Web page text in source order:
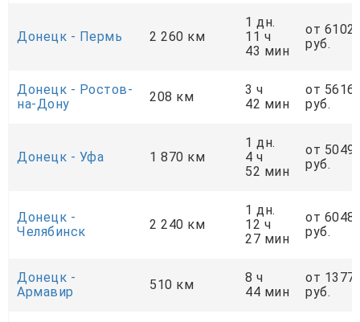
Донецк - Пермь 2 260 км
1 дн.
11 ч
43 мин
от
руб.
Донецк - Ростов-
на-Дону
208 км
3 ч
42 мин
от 5616
руб.
Донецк - Уфа 1 870 км
1 дн.
4 ч
52 мин
от
руб.
Донецк -
Челябинск
2 240 км
1 дн.
12 ч
27 мин
от
руб.
Донецк -
Армавир
510 км
8 ч
44 мин
от
руб.